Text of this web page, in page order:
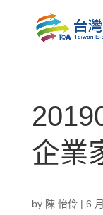
企業
by 陳 怡伶| 6